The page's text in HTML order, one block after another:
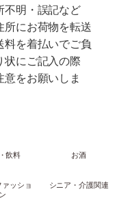
不明・誤記など
所にお荷物を転送
を着払いでご負
状にご記入の際
をお願いしま
飲料 お酒
ッショ
ン
シニア・介護関連